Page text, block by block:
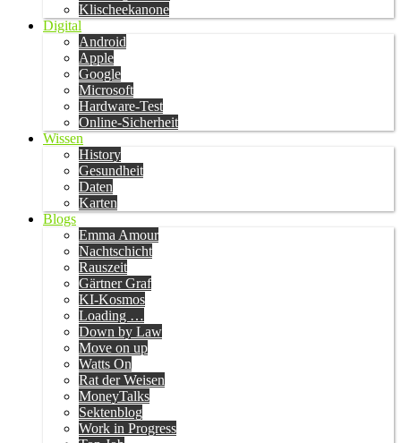
Klischeekanone
Digital
Android
Apple
Google
Microsoft
Hardware-Test
Online-Sicherheit
Wissen
History
Gesundheit
Daten
Karten
Blogs
Emma Amour
Nachtschicht
Rauszeit
Gärtner Graf
KI-Kosmos
Loading …
Down by Law
Move on up
Watts On
Rat der Weisen
MoneyTalks
Sektenblog
Work in Progress